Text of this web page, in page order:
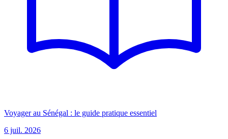
Voyager au Sénégal : le guide pratique essentiel
6 juil. 2026